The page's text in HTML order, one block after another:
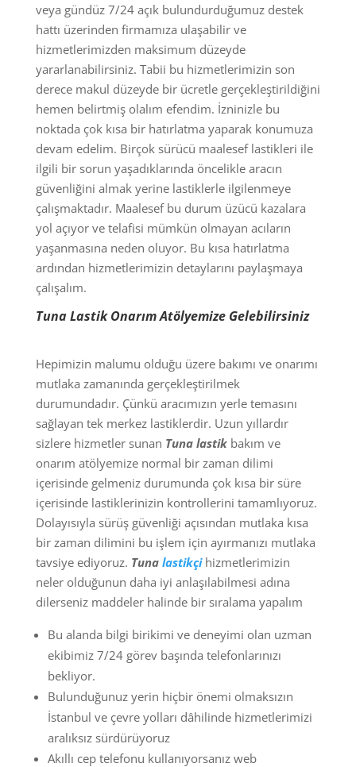
veya gündüz 7/24 açık bulundurduğumuz destek
hattı üzerinden firmamıza ulaşabilir ve
hizmetlerimizden maksimum düzeyde
yararlanabilirsiniz. Tabii bu hizmetlerimizin son
derece makul düzeyde bir ücretle gerçekleştirildiğini
hemen belirtmiş olalım efendim. İzninizle bu
noktada çok kısa bir hatırlatma yaparak konumuza
devam edelim. Birçok sürücü maalesef lastikleri ile
ilgili bir sorun yaşadıklarında öncelikle aracın
güvenliğini almak yerine lastiklerle ilgilenmeye
çalışmaktadır. Maalesef bu durum üzücü kazalara
yol açıyor ve telafisi mümkün olmayan acıların
yaşanmasına neden oluyor. Bu kısa hatırlatma
ardından hizmetlerimizin detaylarını paylaşmaya
çalışalım.
Tuna Lastik Onarım Atölyemize Gelebilirsiniz
Hepimizin malumu olduğu üzere bakımı ve onarımı
mutlaka zamanında gerçekleştirilmek
durumundadır. Çünkü aracımızın yerle temasını
sağlayan tek merkez lastiklerdir. Uzun yıllardır
sizlere hizmetler sunan Tuna lastikbakım ve
onarım atölyemize normal bir zaman dilimi
içerisinde gelmeniz durumunda çok kısa bir süre
içerisinde lastiklerinizin kontrollerini tamamlıyoruz.
Dolayısıyla sürüş güvenliği açısından mutlaka kısa
bir zaman dilimini bu işlem için ayırmanızı mutlaka
tavsiye ediyoruz. Tuna lastikçihizmetlerimizin
neler olduğunun daha iyi anlaşılabilmesi adına
dilerseniz maddeler halinde bir sıralama yapalım
Bu alanda bilgi birikimi ve deneyimi olan uzman
ekibimiz 7/24 görev başında telefonlarınızı
bekliyor.
Bulunduğunuz yerin hiçbir önemi olmaksızın
İstanbul ve çevre yolları dâhilinde hizmetlerimizi
aralıksız sürdürüyoruz
Akıllı cep telefonu kullanıyorsanız web